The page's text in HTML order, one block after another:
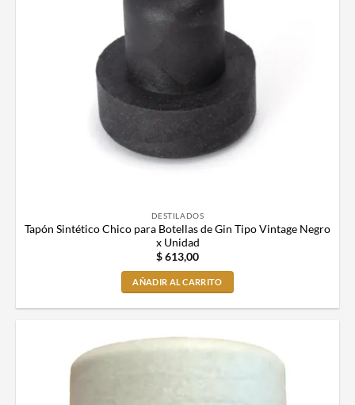
DESTILADOS
Tapón Sintético Chico para Botellas de Gin Tipo Vintage Negro
x Unidad
$613,00
AÑADIR AL CARRITO